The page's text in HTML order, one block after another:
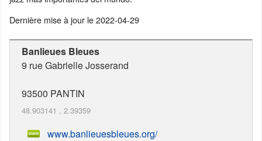
Dernière mise à jour le2022-04-29
Banlieues Bleues
9 rue Gabrielle Josserand
93500 PANTIN
48.903141 , 2.39359
www.banlieuesbleues.org/